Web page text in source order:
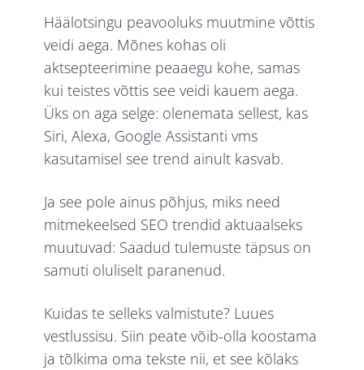
Häälotsingu peavooluks muutmine võttis
veidi aega. Mõnes kohas oli
aktsepteerimine peaaegu kohe, samas
kui teistes võttis see veidi kauem aega.
Üks on aga selge: olenemata sellest, kas
Siri, Alexa, Google Assistanti vms
kasutamisel see trend ainult kasvab.
Ja see pole ainus põhjus, miks need
mitmekeelsed SEO trendid aktuaalseks
muutuvad: Saadud tulemuste täpsus on
samuti oluliselt paranenud.
Kuidas te selleks valmistute? Luues
vestlussisu. Siin peate võib-olla koostama
ja tõlkima oma tekste nii, et see kõlaks